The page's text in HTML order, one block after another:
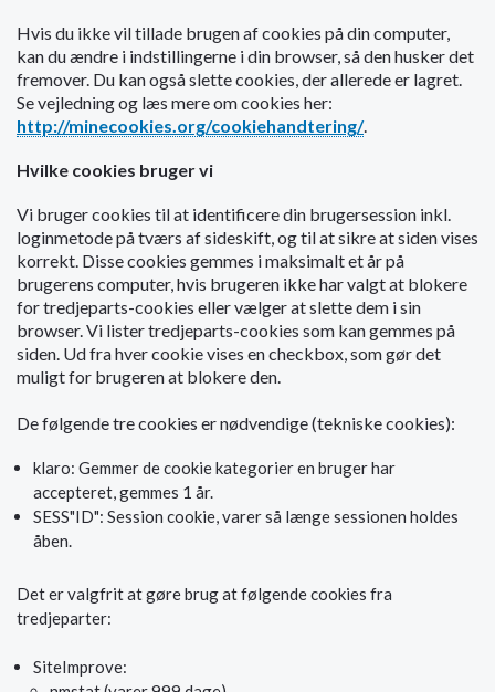
Hvis du ikke vil tillade brugen af cookies på din computer,
kan du ændre i indstillingerne i din browser, så den husker det
fremover. Du kan også slette cookies, der allerede er lagret.
Se vejledning og læs mere om cookies her:
http://minecookies.org/cookiehandtering/.
Hvilke cookies bruger vi
Vi bruger cookies til at identificere din brugersession inkl.
loginmetode på tværs af sideskift, og til at sikre at siden vises
korrekt. Disse cookies gemmes i maksimalt et år på
brugerens computer, hvis brugeren ikke har valgt at blokere
for tredjeparts-cookies eller vælger at slette dem i sin
browser. Vi lister tredjeparts-cookies som kan gemmes på
siden. Ud fra hver cookie vises en checkbox, som gør det
muligt for brugeren at blokere den.
De følgende tre cookies er nødvendige (tekniske cookies):
klaro: Gemmer de cookie kategorier en bruger har
accepteret, gemmes 1 år.
SESS"ID": Session cookie, varer så længe sessionen holdes
åben.
Det er valgfrit at gøre brug at følgende cookies fra
tredjeparter:
SiteImprove: